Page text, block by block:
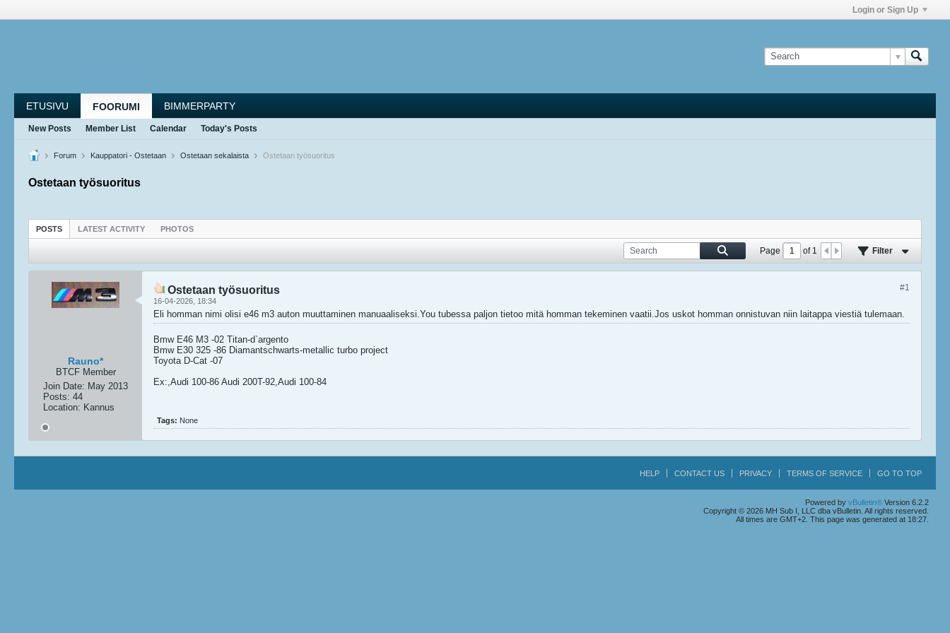
Login or Sign Up
ETUSIVU FOORUMI BIMMERPARTY
New Posts Member List Calendar Today's Posts
Forum Kauppatori - Ostetaan Ostetaan sekalaista Ostetaan työsuoritus
Ostetaan työsuoritus
POSTS LATEST ACTIVITY PHOTOS
Page of1 Filter
Rauno*
BTCF Member
Join Date: May 2013
Posts: 44
Location: Kannus
#1
Ostetaan työsuoritus
16-04-2026, 18:34
Eli homman nimi olisi e46 m3 auton muuttaminen manuaaliseksi.You tubessa paljon tietoo mitä homman tekeminen vaatii.Jos uskot homman onnistuvan niin laitappa viestiä tulemaan.
Bmw E46 M3 -02 Titan-d`argento
Bmw E30 325 -86 Diamantschwarts-metallic turbo project
Toyota D-Cat -07
Ex:,Audi 100-86 Audi 200T-92,Audi 100-84
Tags: None
HELP CONTACT US PRIVACY TERMS OF SERVICE GO TO TOP
Powered by vBulletin® Version 6.2.2
Copyright © 2026 MH Sub I, LLC dba vBulletin. All rights reserved.
All times are GMT+2. This page was generated at 18:27.